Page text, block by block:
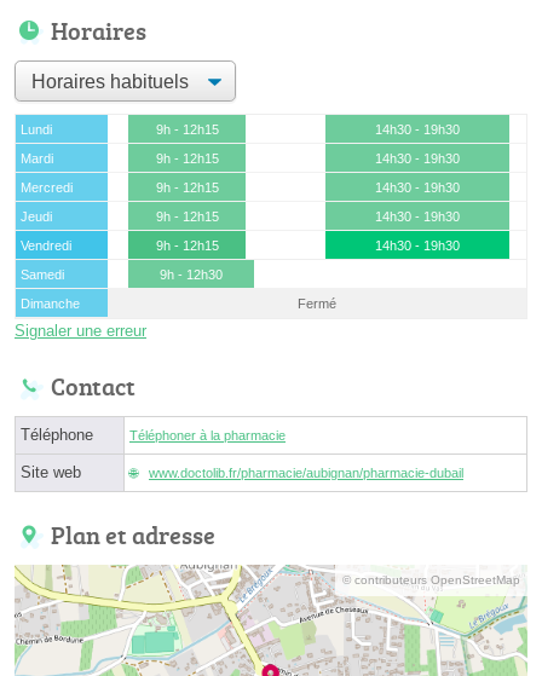
Horaires
Lundi 9h - 12h15
14h30 - 19h30
Mardi
9h - 12h15
14h30 - 19h30
Mercredi
9h - 12h15
14h30 - 19h30
Jeudi
9h - 12h15
14h30 - 19h30
Vendredi
9h - 12h15
14h30 - 19h30
Samedi
9h - 12h30
Dimanche
Fermé
Signaler une erreur
Contact
Téléphone Téléphoner à la pharmacie
Site web www.doctolib.fr/pharmacie/aubignan/pharmacie-dubail
Plan et adresse
© contributeurs OpenStreetMap